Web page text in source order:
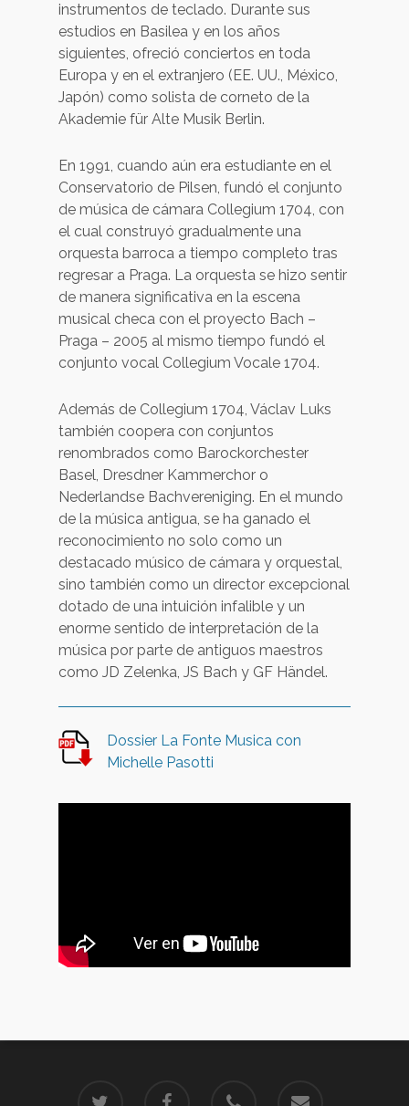
instrumentos de teclado. Durante sus
estudios en Basilea y en los años
siguientes, ofreció conciertos en toda
Europa y en el extranjero (EE. UU., México,
Japón) como solista de corneto de la
Akademie für Alte Musik Berlin.
En 1991, cuando aún era estudiante en el
Conservatorio de Pilsen, fundó el conjunto
de música de cámara Collegium 1704, con
el cual construyó gradualmente una
orquesta barroca a tiempo completo tras
regresar a Praga. La orquesta se hizo sentir
de manera significativa en la escena
musical checa con el proyecto Bach –
Praga – 2005 al mismo tiempo fundó el
conjunto vocal Collegium Vocale 1704.
Además de Collegium 1704, Václav Luks
también coopera con conjuntos
renombrados como Barockorchester
Basel, Dresdner Kammerchor o
Nederlandse Bachvereniging. En el mundo
de la música antigua, se ha ganado el
reconocimiento no solo como un
destacado músico de cámara y orquestal,
sino también como un director excepcional
dotado de una intuición infalible y un
enorme sentido de interpretación de la
música por parte de antiguos maestros
como JD Zelenka, JS Bach y GF Händel.
Dossier La Fonte Musica con
Michelle Pasotti